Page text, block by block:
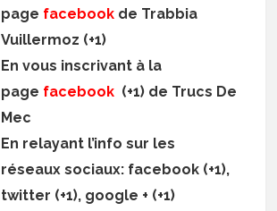
page facebook de Trabbia
Vuillermoz (+1)
En vous inscrivant à la
page facebook (+1) de Trucs De
Mec
En relayant l’info sur les
réseaux sociaux: facebook (+1),
twitter (+1), google + (+1)